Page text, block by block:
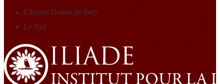
Éditions Graine de loup
Le Nid